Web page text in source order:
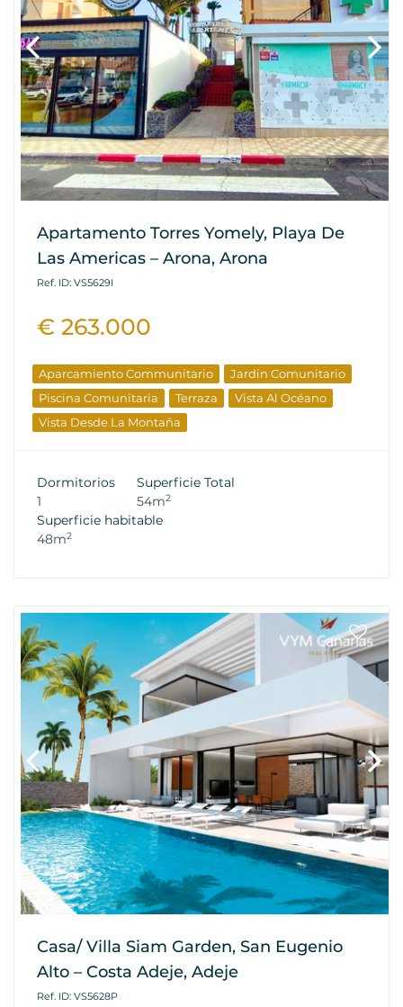
Apartamento Torres Yomely, Playa De
Las Americas – Arona, Arona
Ref. ID: VS5629I
€ 263.000
Aparcamiento Communitario
Jardin Comunitario
Piscina Comunitaria
Terraza
Vista Al Océano
Vista Desde La Montaña
Dormitorios
1
Superficie Total
54m2
Superficie habitable
48m2
Casa/ Villa Siam Garden, San Eugenio
Alto – Costa Adeje, Adeje
Ref. ID: VS5628P